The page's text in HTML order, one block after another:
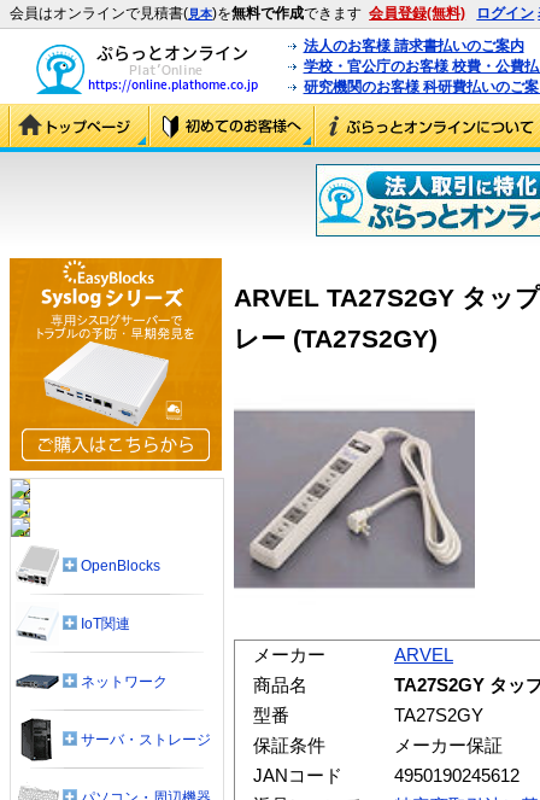
会員はオンラインで見積書(見本)を無料で作成できます 会員登録(無料) ログイン
法人のお客様 請求書払いのご案内
学校・官公庁のお客様 校費・公費
研究機関のお客様 科研費払いのご
ARVEL TA27S2GY タッ
レー (TA27S2GY)
メーカー
ARVEL
商品名
TA27S2GY タッ
型番
TA27S2GY
保証条件
メーカー保証
JANコード
4950190245612
OpenBlocks
IoT関連
ネットワーク
サーバ・ストレージ